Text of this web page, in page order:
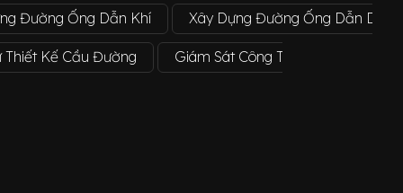
Đường Ống Dẫn Khí Xây Dựng Đường Ống Dẫn Dầu
Thiết Kế Cầu Đường Giám Sát Công Trường